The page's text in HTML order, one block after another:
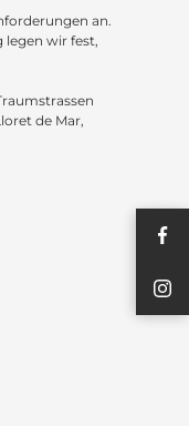
an.
legen wir fest,
de Mar,